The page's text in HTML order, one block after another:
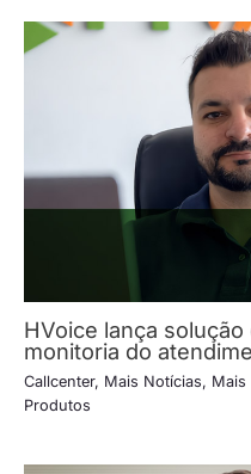
HVoice lança solução
monitoria do
Callcenter, Mais Notícias, Mais
Produtos